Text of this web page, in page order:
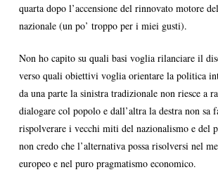
quarta dopo l’accensione del rinnovato motore
nazionale (un po’ troppo per i miei gusti).
Non ho capito su quali basi voglia rilanciare il
verso quali obiettivi voglia orientare la politica
da una parte la sinistra tradizionale non riesce a
dialogare col popolo e dall’altra la destra non sa
rispolverare i vecchi miti del nazionalismo e del
non credo che l’alternativa possa risolversi nel
europeo e nel puro pragmatismo economico.